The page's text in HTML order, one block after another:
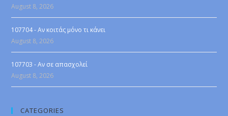
August 8, 2026
107704 - Αν κοιτάς μόνο τι κάνει
August 8, 2026
107703 - Αν σε απασχολεί
August 8, 2026
CATEGORIES